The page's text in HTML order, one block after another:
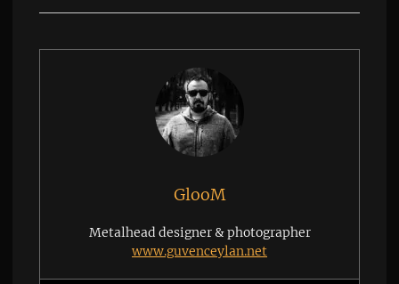
GlooM
Metalhead designer & photographer
www.guvenceylan.net